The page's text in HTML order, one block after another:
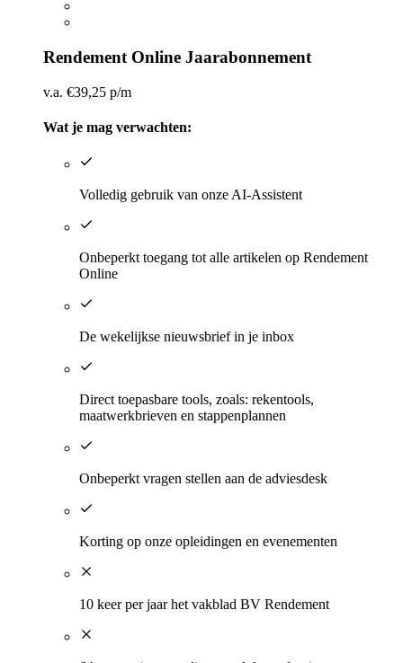
Rendement Online Jaarabonnement
v.a. €39,25 p/m
Wat je mag verwachten:
​Volledig gebruik van onze AI-Assistent
​Onbeperkt toegang tot alle artikelen op Rendement
Online
De wekelijkse nieuwsbrief in je inbox
Direct toepasbare tools, zoals: rekentools,
maatwerkbrieven en stappenplannen
Onbeperkt vragen stellen aan de adviesdesk
Korting op onze opleidingen en evenementen​
​10 keer per jaar het vakblad BV Rendement​